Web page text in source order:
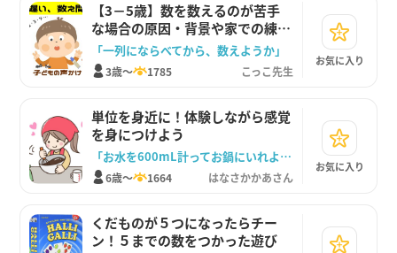
【3－5歳】数を数えるのが苦手
な場合の原因・背景や家での練習
方法
「一列にならべてから、数えようか」
3歳～ 1785 こっこ先生
お気に入り
単位を身近に！体験しながら感覚
を身につけよう
「お水を600mL計ってお鍋にいれよう」
6歳～ 1664 はなさかかあさん
お気に入り
くだものが５つになったらチー
ン！５までの数をつかった遊び